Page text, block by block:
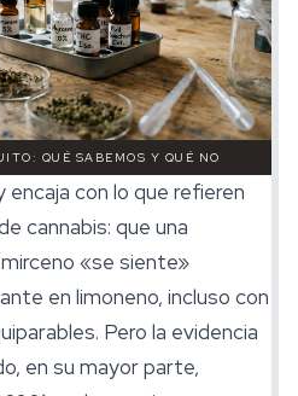
QUÉ SABEMOS Y QUÉ NO
encaja con lo que refieren
cannabis: que una
«se siente»
en limoneno, incluso con
Pero la evidencia
en su mayor parte,